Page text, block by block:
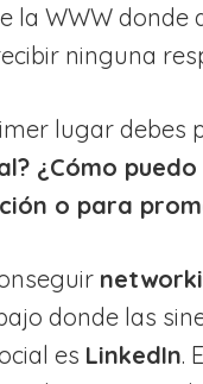
la WWW
ninguna
lugar debes
¿Cómo
o para
donde las
es LinkedIn.